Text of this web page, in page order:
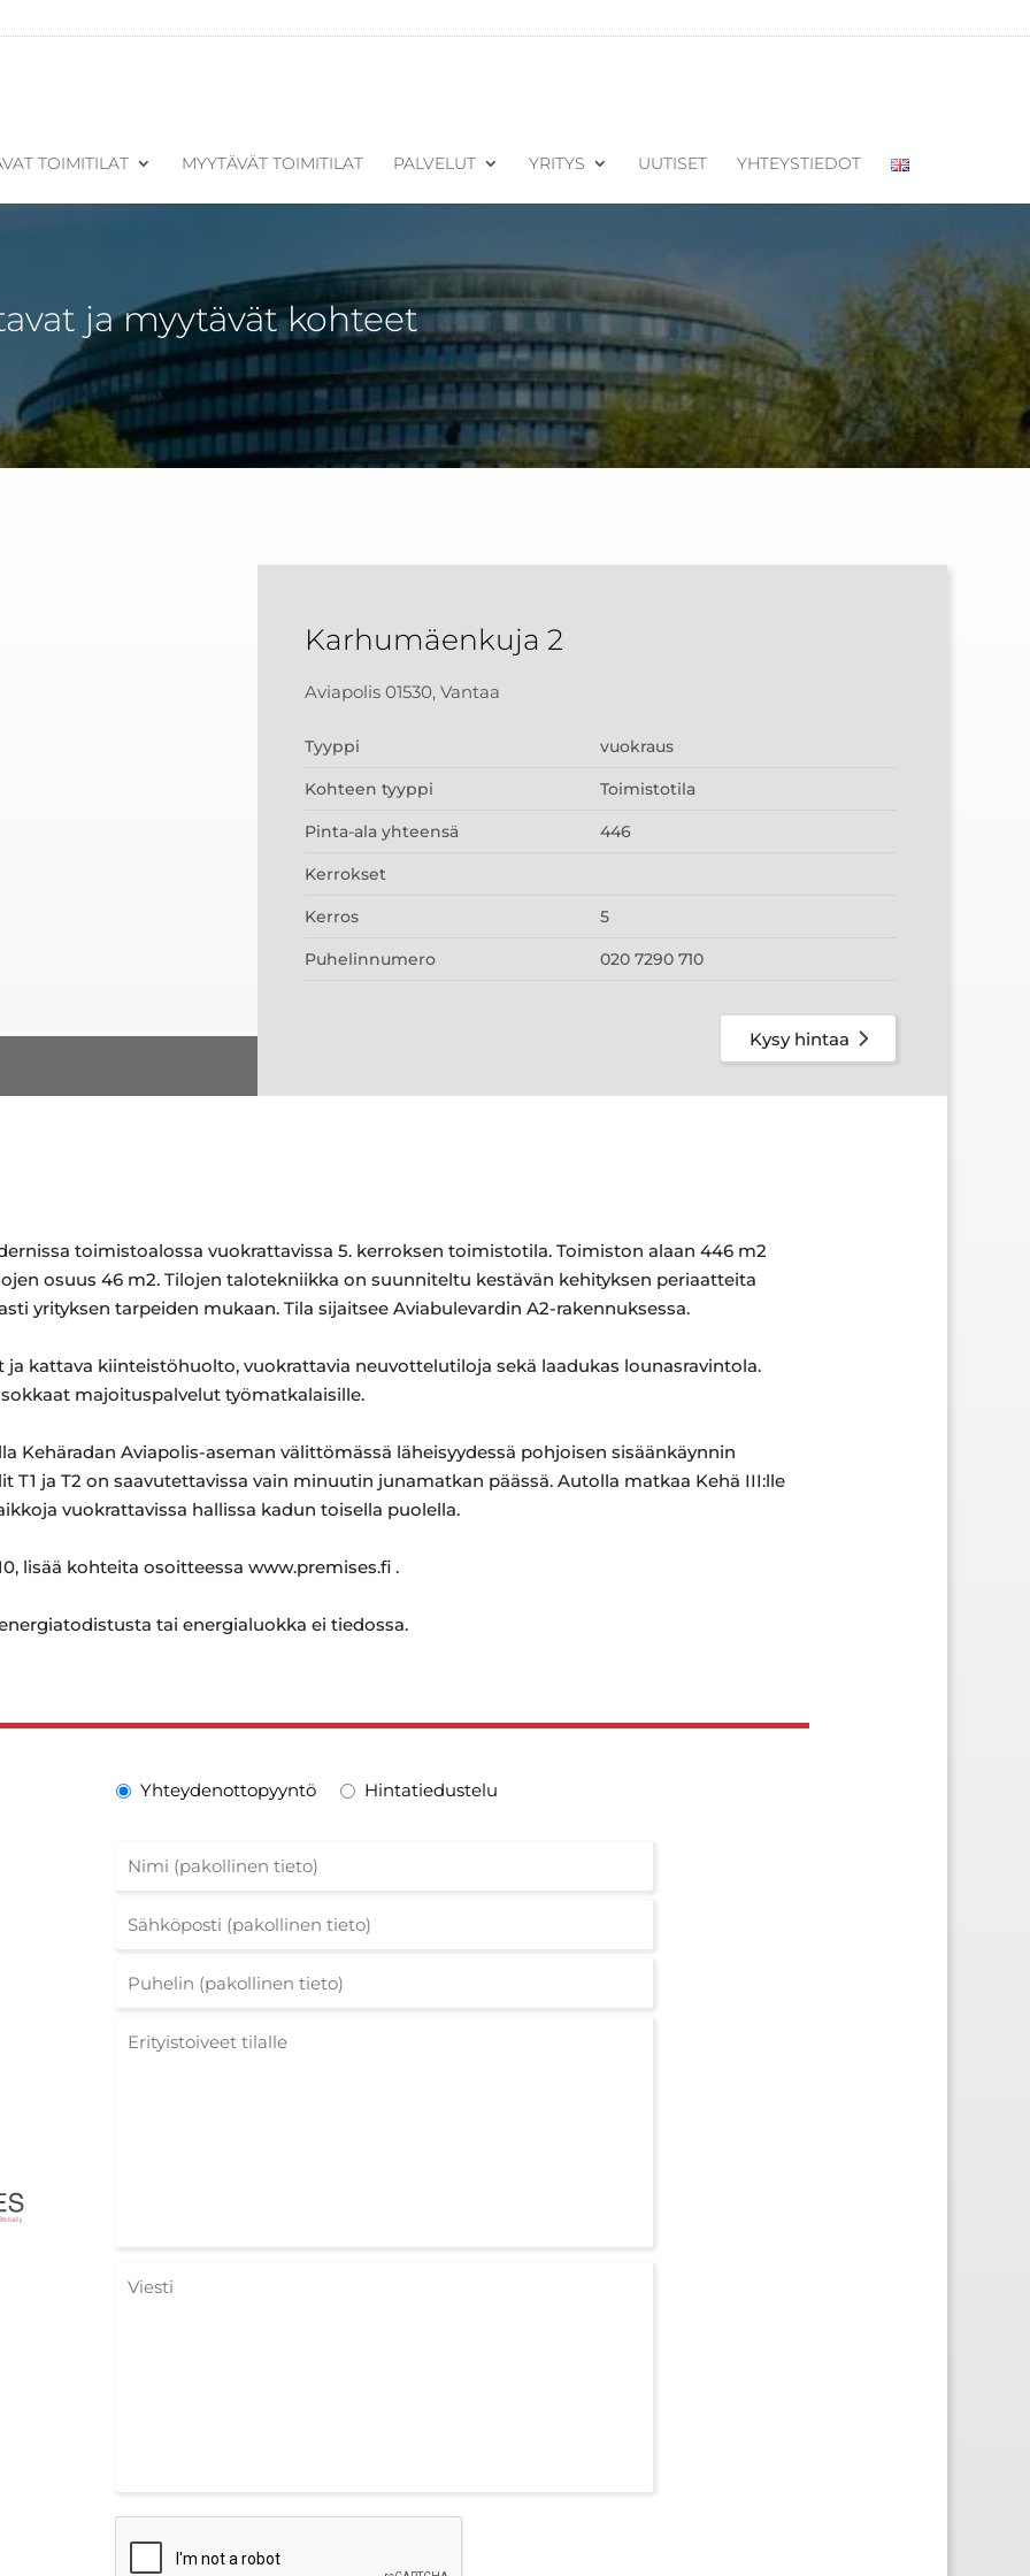
TOIMITILAT MYYTÄVÄT TOIMITILAT PALVELUT YRITYS UUTISET YHTEYSTIEDOT
ja myytävät kohteet
Karhumäenkuja 2
Aviapolis 01530, Vantaa
Tyyppi vuokraus
Kohteen tyyppi Toimistotila
Pinta-ala yhteensä 446
Kerrokset
Kerros 5
Puhelinnumero 020 7290 710
Kysy hintaa
toimistoalossa vuokrattavissa 5. kerroksen toimistotila. Toimiston alaan 446 m2
osuus 46 m2. Tilojen talotekniikka on suunniteltu kestävän kehityksen periaatteita
yrityksen tarpeiden mukaan. Tila sijaitsee Aviabulevardin A2-rakennuksessa.
kattava kiinteistöhuolto, vuokrattavia neuvottelutiloja sekä laadukas lounasravintola.
majoituspalvelut työmatkalaisille.
Kehäradan Aviapolis-aseman välittömässä läheisyydessä pohjoisen sisäänkäynnin
T1 ja T2 on saavutettavissa vain minuutin junamatkan päässä. Autolla matkaa Kehä III:lle
vuokrattavissa hallissa kadun toisella puolella.
lisää kohteita osoitteessa www.premises.fi .
tai energialuokka ei tiedossa.
Yhteydenottopyyntö Hintatiedustelu